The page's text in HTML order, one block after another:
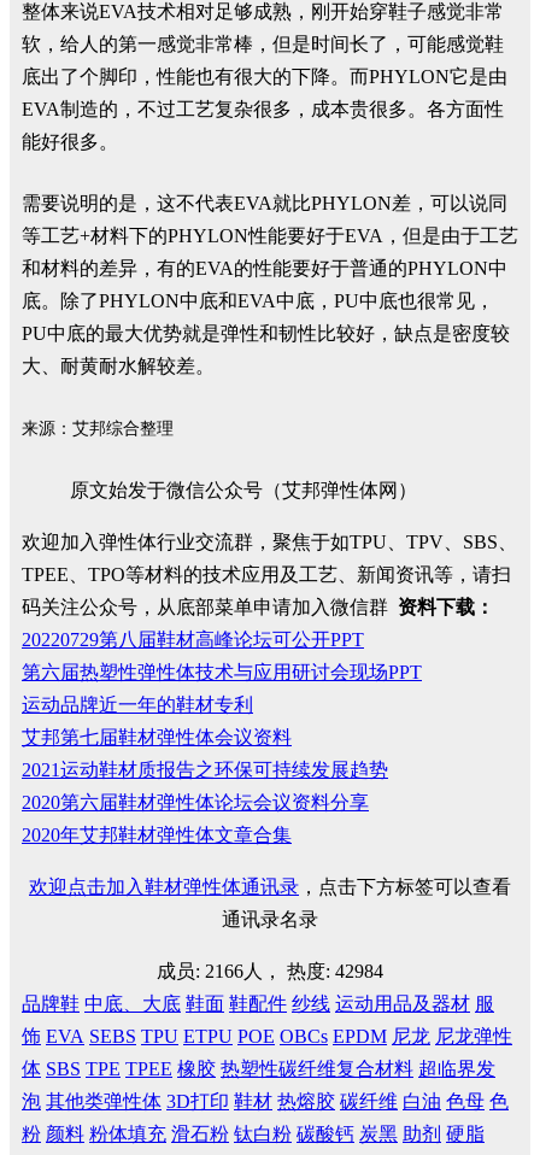
整体来说EVA技术相对足够成熟，刚开始穿鞋子感觉非常
软，给人的第一感觉非常棒，但是时间长了，可能感觉鞋
底出了个脚印，性能也有很大的下降。而PHYLON它是由
EVA制造的，不过工艺复杂很多，成本贵很多。各方面性
能好很多。
需要说明的是，这不代表EVA就比PHYLON差，可以说同
等工艺+材料下的PHYLON性能要好于EVA，但是由于工艺
和材料的差异，有的EVA的性能要好于普通的PHYLON中
底。除了PHYLON中底和EVA中底，PU中底也很常见，
PU中底的最大优势就是弹性和韧性比较好，缺点是密度较
大、耐黄耐水解较差。
来源：艾邦综合整理
原文始发于微信公众号（艾邦弹性体网）
欢迎加入弹性体行业交流群，聚焦于如TPU、TPV、SBS、
TPEE、TPO等材料的技术应用及工艺、新闻资讯等，请扫
码关注公众号，从底部菜单申请加入微信群 资料下载：
20220729第八届鞋材高峰论坛可公开PPT
第六届热塑性弹性体技术与应用研讨会现场PPT
运动品牌近一年的鞋材专利
艾邦第七届鞋材弹性体会议资料
2021运动鞋材质报告之环保可持续发展趋势
2020第六届鞋材弹性体论坛会议资料分享
2020年艾邦鞋材弹性体文章合集
欢迎点击加入鞋材弹性体通讯录 ，点击下方标签可以查看
通讯录名录
成员: 2166人， 热度: 42984
品牌鞋 中底、大底 鞋面 鞋配件 纱线 运动用品及器材 服
饰 EVA SEBS TPU ETPU POE OBCs EPDM 尼龙 尼龙弹性
体 SBS TPE TPEE 橡胶 热塑性碳纤维复合材料 超临界发
泡 其他类弹性体 3D打印 鞋材 热熔胶 碳纤维 白油 色母 色
粉 颜料 粉体填充 滑石粉 钛白粉 碳酸钙 炭黑 助剂 硬脂